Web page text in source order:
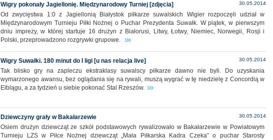
30.05.2014
Wigry pokonały Jagiellonię. Międzynarodowy Turniej [zdjęcia]
Od zwycięstwa 1:0 z Jagiellonią Białystok piłkarze suwalskich Wigier rozpoczęli udział w
Międzynarodowym Turnieju Piłki Nożnej o Puchar Prezydenta Suwałk. W piątek, w pierwszym
dniu imprezy, w której startuje 16 drużyn z Białorusi, Litwy, Łotwy, Niemiec, Norwegii, Rosji i
Polski, przeprowadzono rozgrywki grupowe.
30.05.2014
Wigry Suwałki. 180 minut do I ligi [u nas relacja live]
Tak blisko gry na zapleczu ekstraklasy suwalscy piłkarze dawno nie byli. Do uzyskania
wymarzonego awansu, bez oglądania się na rywali, muszą wygrać w tę niedzielę z Concordią w
Elblągu, a za tydzień u siebie pokonać Stal Rzeszów.
30.05.2014
Dziewczyny grały w Bakałarzewie
Osiem drużyn dziewcząt ze szkół podstawowych rywalizowało w Bakałarzewie w Powiatowym
Turnieju LZS w Piłce Nożnej dziewcząt „Mała Piłkarska Kadra Czeka” o puchar Starosty